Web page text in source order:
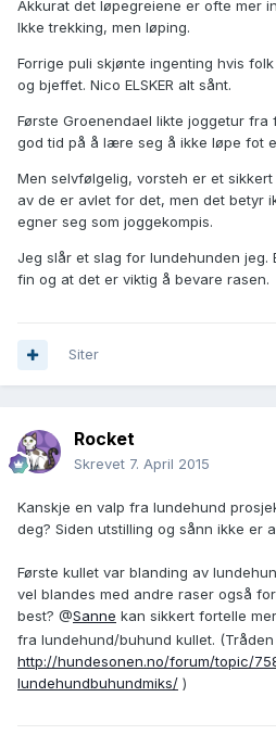
Akkurat det løpegreiene er ofte mer
Ikke trekking, men løping.
Forrige puli skjønte ingenting hvis
og bjeffet. Nico ELSKER alt sånt.
Første Groenendael likte joggetur
god tid på å lære seg å ikke løpe fot
Men selvfølgelig, vorsteh er et
av de er avlet for det, men det betyr
egner seg som joggekompis.
Jeg slår et slag for lundehunden jeg.
fin og at det er viktig å bevare rasen.
Siter
Rocket
Skrevet 7. April 2015
Kanskje en valp fra lundehund
deg? Siden utstilling og sånn ikke er
Første kullet var blanding av
vel blandes med andre raser også
best? @Sanne kan sikkert fortelle
fra lundehund/buhund kullet. (Tråden
http://hundesonen.no/forum/topic/
lundehundbuhundmiks/ )